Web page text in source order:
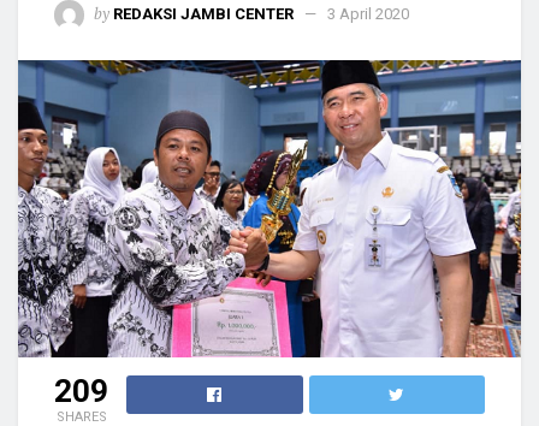
by REDAKSI JAMBI CENTER 3 April 2020
209
SHARES